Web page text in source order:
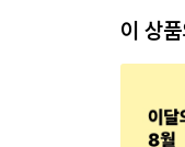
이 상